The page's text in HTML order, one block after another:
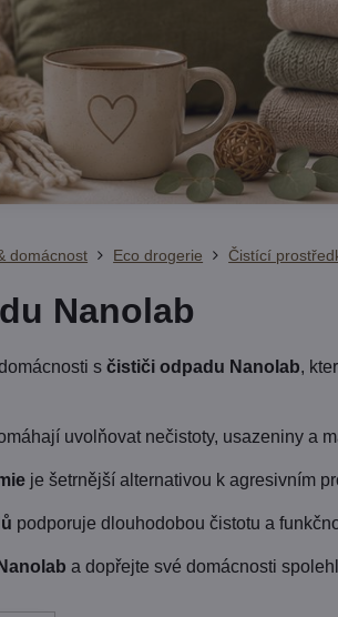
domácnost Eco drogerie Čistící
Nanolab
sčističi odpadu Nanolab,
uvolňovat nečistoty, usazeniny a
je šetrnější alternativou k agresivním
podporuje dlouhodobou čistotu a
a dopřejte své domácnosti